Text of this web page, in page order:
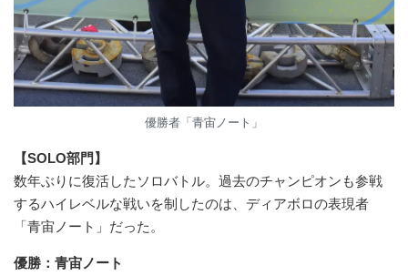
優勝者「青宙ノート」
【SOLO部門】
数年ぶりに復活したソロバトル。過去のチャンピオンも参戦
するハイレベルな戦いを制したのは、ディアボロの表現者
「青宙ノート」だった。
優勝：青宙ノート